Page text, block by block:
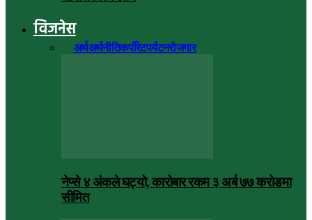
विजनेस
अर्थअर्थनीतिकर्पोरेटपर्यटनरोजगार
नेप्से ४ अंकले घट्यो, कारोबार रकम ३ अर्ब ७७ करोडमा
सीमित